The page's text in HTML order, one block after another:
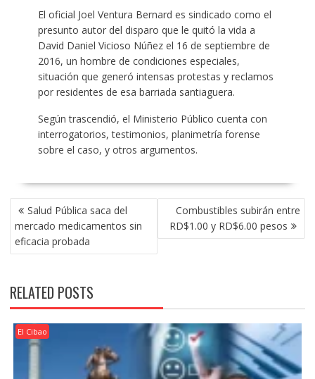
El oficial Joel Ventura Bernard es sindicado como el
presunto autor del disparo que le quitó la vida a
David Daniel Vicioso Núñez el 16 de septiembre de
2016, un hombre de condiciones especiales,
situación que generó intensas protestas y reclamos
por residentes de esa barriada santiaguera.
Según trascendió, el Ministerio Público cuenta con
interrogatorios, testimonios, planimetría forense
sobre el caso, y otros argumentos.
POST
NAVIGATION
Salud Pública saca del
mercado medicamentos sin
eficacia probada
Combustibles subirán entre
RD$1.00 y RD$6.00 pesos
RELATED POSTS
El Cibao